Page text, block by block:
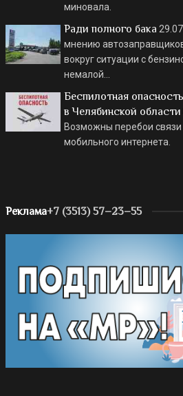
миновала.
Ради полного бака
мнению
вокруг ситуации с
немалой…
Беспилотная
в Челябинской области
Возможны перебои связи
мобильного интернета.
Реклама+7 (3513) 57–23–55